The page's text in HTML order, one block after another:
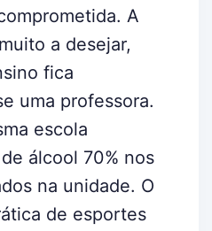
A
a desejar,
fica
uma professora.
escola
álcool 70% nos
na unidade. O
de esportes